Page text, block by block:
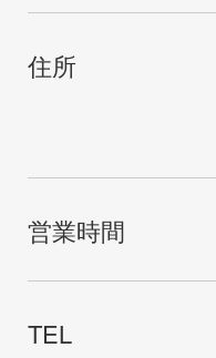
住所
営業時間
TEL